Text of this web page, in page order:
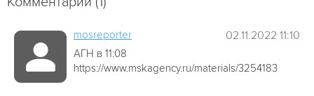
mosreporter 02.11.2022 11:10
АГН в 11:08
https://www.mskagency.ru/materials/3254183